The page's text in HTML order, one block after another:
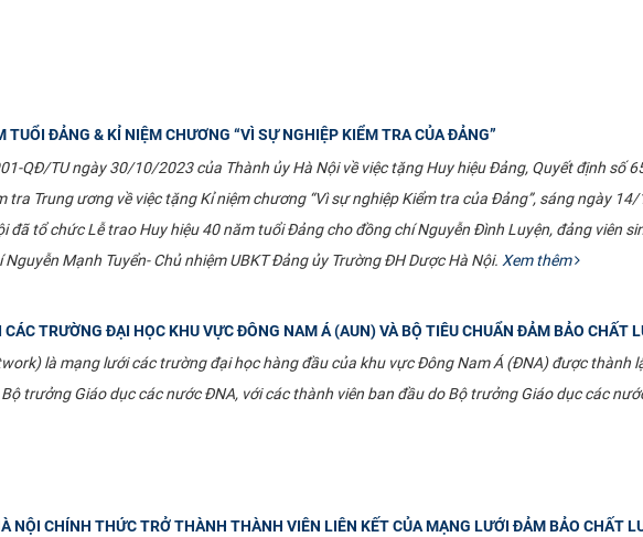
TUỔI ĐẢNG & KỈ NIỆM CHƯƠNG “VÌ SỰ NGHIỆP KIỂM TRA CỦA ĐẢNG”
QĐ​/TU ngày 30/10/2023 của Thành ủy Hà Nội về việc tặng Huy hiệu Đảng, Quyết định số
tra Trung ương về việc tặng Kỉ niệm chương “Vì sự nghiệp Kiểm tra của Đảng”, sáng ngày
đã tổ chức Lễ trao Huy hiệu 40 năm tuổi Đảng cho đồng chí Nguyễn Đình Luyện, đảng viên
Mạnh Tuyển- Chủ nhiệm UBKT Đảng ủy Trường ĐH Dược Hà Nội. Xem thêm
TRƯỜNG ĐẠI HỌC KHU VỰC ĐÔNG NAM Á (AUN) VÀ BỘ TIÊU CHUẨN ĐẢM BẢO CHẤT
là mạng lưới các trường đại học hàng đầu của khu vực Đông Nam Á (ĐNA) được thành
trưởng Giáo dục các nước ĐNA, với các thành viên ban đầu do Bộ trưởng Giáo dục các
NỘI CHÍNH THỨC TRỞ THÀNH THÀNH VIÊN LIÊN KẾT CỦA MẠNG LƯỚI ĐẢM BẢO CHẤT